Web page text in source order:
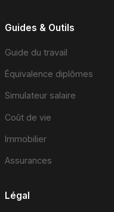
Guides & Outils
Guide du travail
Équivalence diplômes
Simulateur salaire
Coût de vie
Immobilier
Assurances
Légal